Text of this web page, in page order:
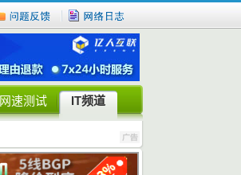
网速测试 IT频道